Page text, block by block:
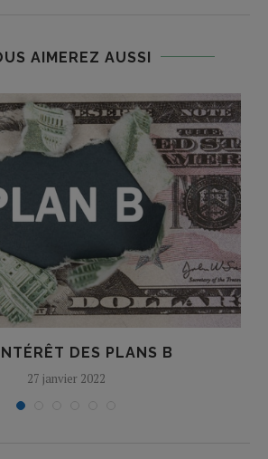
AIMEREZ AUSSI
DES PLANS B
27 janvier 2022